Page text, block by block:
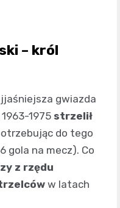
– król
gwiazda
1975 strzelił
do tego
gola na mecz). Co
z rzędu
w latach